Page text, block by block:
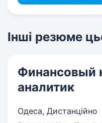
Інші резюме
Финансовый
аналитик
Одеса, Дистанційно